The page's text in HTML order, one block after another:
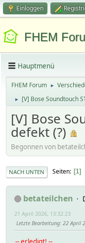
Einloggen
FHEM
Hauptmenü
FHEM Forum ►
► [V] Bose Soundtouch
[V] Bose
defekt (?)
Begonnen von
NACH UNTEN Seiten 1
betateilchen
21 April 2026, 13:32:23
Letzte Bearbeitung: 22 April